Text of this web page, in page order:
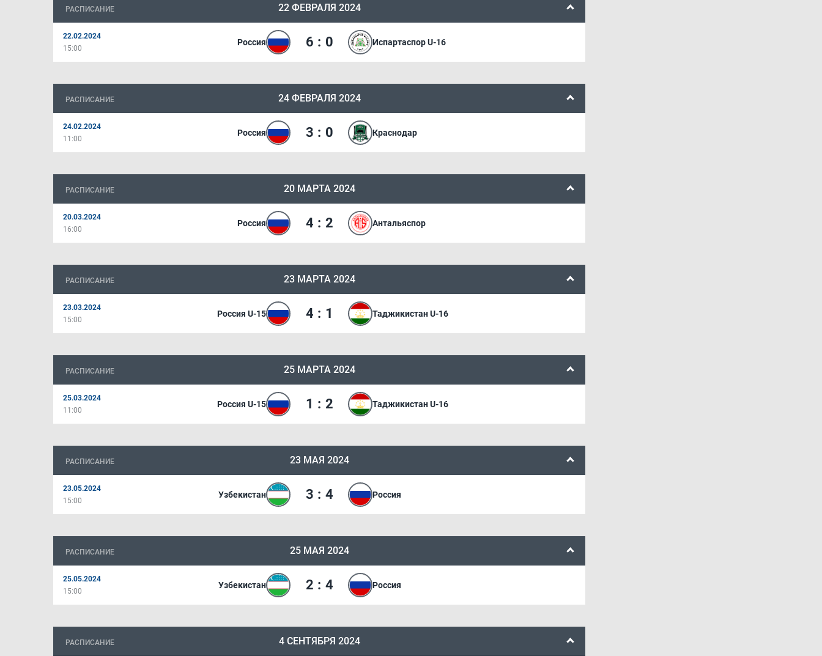
РАСПИСАНИЕ 22 ФЕВРАЛЯ 2024
22.02.2024
15:00
Россия 6 : 0 Испартаспор U-16
РАСПИСАНИЕ 24 ФЕВРАЛЯ 2024
24.02.2024
11:00
Россия 3 : 0 Краснодар
РАСПИСАНИЕ 20 МАРТА 2024
20.03.2024
16:00
Россия 4 : 2 Антальяспор
РАСПИСАНИЕ 23 МАРТА 2024
23.03.2024
15:00
Россия U-15 4 : 1 Таджикистан U-16
РАСПИСАНИЕ 25 МАРТА 2024
25.03.2024
11:00
Россия U-15 1 : 2 Таджикистан U-16
РАСПИСАНИЕ 23 МАЯ 2024
23.05.2024
15:00
Узбекистан 3 : 4 Россия
РАСПИСАНИЕ 25 МАЯ 2024
25.05.2024
15:00
Узбекистан 2 : 4 Россия
РАСПИСАНИЕ 4 СЕНТЯБРЯ 2024